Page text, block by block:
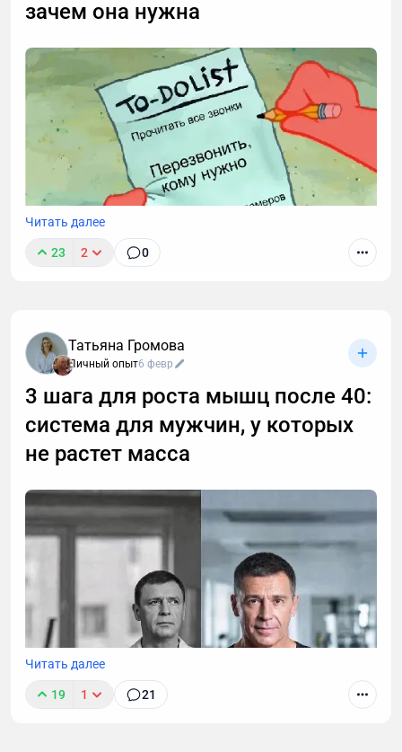
зачем она нужна
Транскрибация преобразует разговоры в текст,
позволяя находить любые устные договоренности
буквально за секунды. Рассказываю принцип
работы этой технологии, способы ее применения. А
также — как настроить автоматическую
технике.
Читать далее
23 2 0
Татьяна Громова
Личный опыт6 февр
3 шага для роста мышц после 40:
система для мужчин, у которых
не растет масса
Читать далее
19 1 21